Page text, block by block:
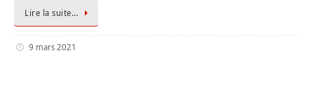
Lire la suite…
9 mars 2021